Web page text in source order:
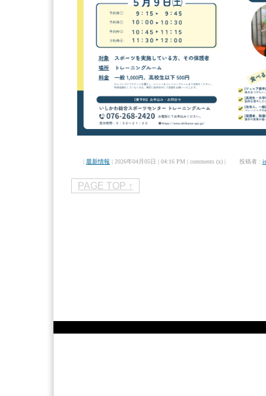
最新情報 | 2026年04月05日 | 04:16 PM | comments (x) | 投稿者 :
PAGE TOP ↑